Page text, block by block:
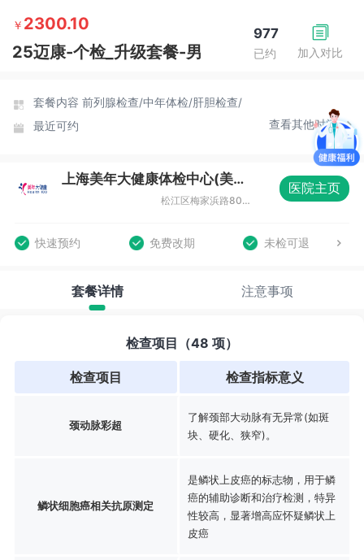
加入对比
977
已约
￥ 2300.10
25迈康-个检_升级套餐-男
套餐内容 前列腺检查/中年体检/肝胆检查/
最近可约
查看其他时间
上海美年大健康体检中心(美涛分院)
松江区梅家浜路800弄双高广场2-9号
医院主页
快速预约 免费改期 未检可退
套餐详情 注意事项
检查项目（48 项）
检查项目 检查指标意义
颈动脉彩超
了解颈部大动脉有无异常(如斑
块、硬化、狭窄)。
鳞状细胞癌相关抗原测定
是鳞状上皮癌的标志物，用于鳞
癌的辅助诊断和治疗检测，特异
性较高，显著增高应怀疑鳞状上
皮癌